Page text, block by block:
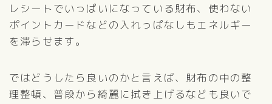
レシートでいっぱいになっている財布、使わない
ポイントカードなどの入れっぱなしもエネルギー
を滞らせます。
ではどうしたら良いのかと言えば、財布の中の整
理整頓、普段から綺麗に拭き上げるなども良いで